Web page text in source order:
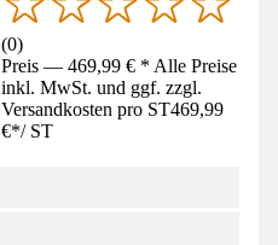
(0)
Preis — 469,99 € * Alle Preise
inkl. MwSt. und ggf. zzgl.
Versandkosten pro ST469,99
€*/ ST